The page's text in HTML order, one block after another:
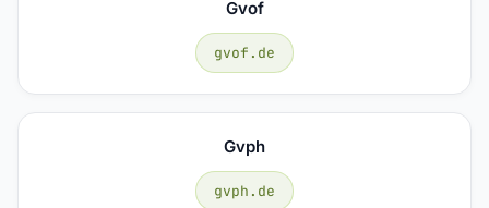
Gvof
gvof.de
Gvph
gvph.de